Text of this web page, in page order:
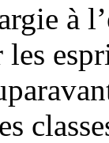
à
les